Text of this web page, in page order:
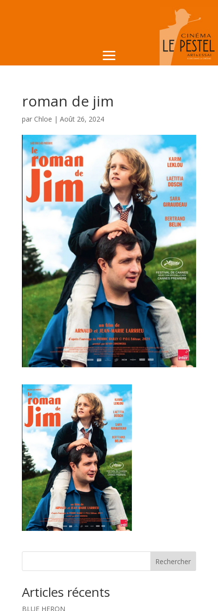
roman de jim
par Chloe | Août 26, 2024
Rechercher
Articles récents
BLUE HERON